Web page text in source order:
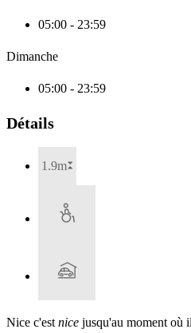
05:00 - 23:59
Dimanche
05:00 - 23:59
Détails
1.9m
Nice c'est nice jusqu'au moment où